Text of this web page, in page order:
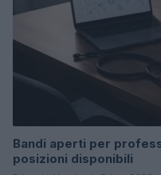
Bandi aperti per
posizioni disponibili